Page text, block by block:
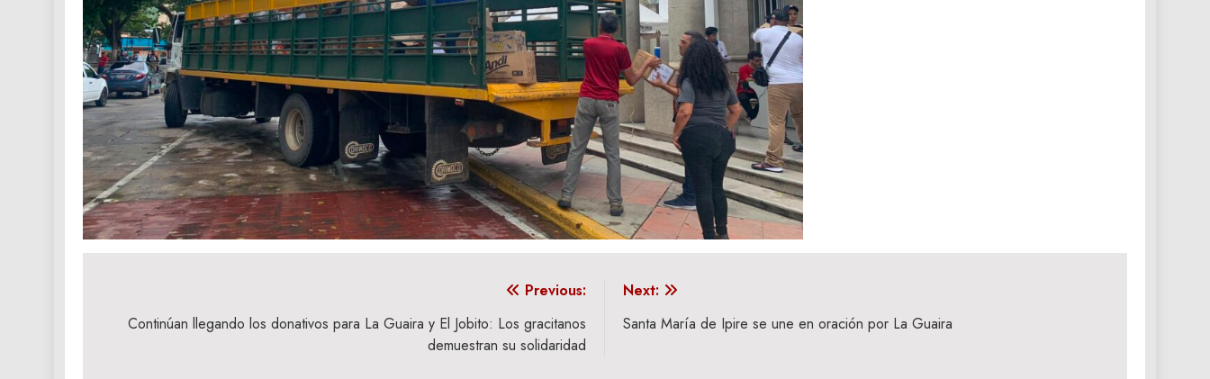
Previous:
Continúan llegando los donativos para La Guaira y El Jobito: Los gracitanos
demuestran su solidaridad
Next:
Santa María de Ipire se une en oración por La Guaira